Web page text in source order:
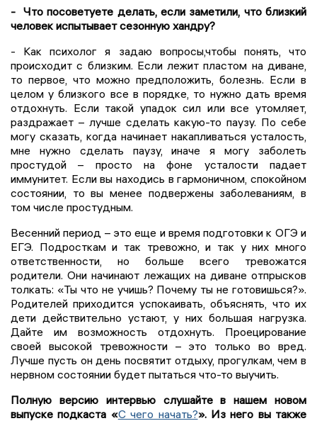
- Что посоветуете делать, если заметили, что близкий
человек испытывает сезонную хандру?
- Как психолог я задаю вопросы,чтобы понять, что
происходит с близким. Если лежит пластом на диване,
то первое, что можно предположить, болезнь. Если в
целом у близкого все в порядке, то нужно дать время
отдохнуть. Если такой упадок сил или все утомляет,
раздражает – лучше сделать какую-то паузу. По себе
могу сказать, когда начинает накапливаться усталость,
мне нужно сделать паузу, иначе я могу заболеть
простудой – просто на фоне усталости падает
иммунитет. Если вы находись в гармоничном, спокойном
состоянии, то вы менее подвержены заболеваниям, в
том числе простудным.
Весенний период – это еще и время подготовки к ОГЭ и
ЕГЭ. Подросткам и так тревожно, и так у них много
ответственности, но больше всего тревожатся
родители. Они начинают лежащих на диване отпрысков
толкать: «Ты что не учишь? Почему ты не готовишься?».
Родителей приходится успокаивать, объяснять, что их
дети действительно устают, у них большая нагрузка.
Дайте им возможность отдохнуть. Проецирование
своей высокой тревожности – это только во вред.
Лучше пусть он день посвятит отдыху, прогулкам, чем в
нервном состоянии будет пытаться что-то выучить.
Полную версию интервью слушайте в нашем новом
выпуске подкаста «С чего начать?». Из него вы также